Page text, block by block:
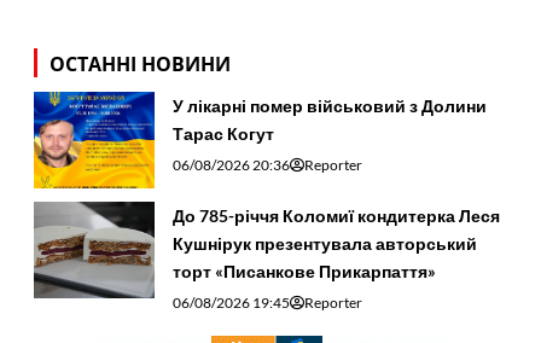
ОСТАННІ НОВИНИ
У лікарні помер військовий з Долини
Тарас Когут
06/08/2026 20:36 Reporter
До 785-річчя Коломиї кондитерка Леся
Кушнірук презентувала авторський
торт «Писанкове Прикарпаття»
06/08/2026 19:45 Reporter